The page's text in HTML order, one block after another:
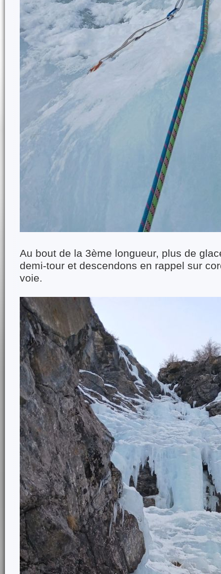
Au bout de la 3ème longueur, plus de
demi-tour et descendons en rappel sur
voie.